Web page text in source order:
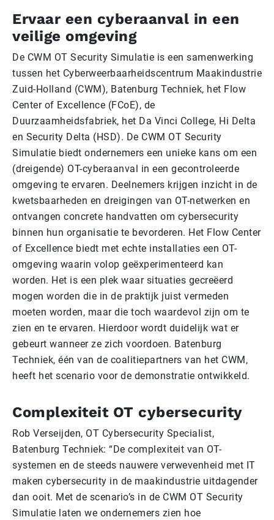
Ervaar een cyberaanval in een
veilige omgeving
De CWM OT Security Simulatie is een samenwerking
tussen het Cyberweerbaarheidscentrum Maakindustrie
Zuid-Holland (CWM), Batenburg Techniek, het Flow
Center of Excellence (FCoE), de
Duurzaamheidsfabriek, het Da Vinci College, Hi Delta
en Security Delta (HSD). De CWM OT Security
Simulatie biedt ondernemers een unieke kans om een
(dreigende) OT-cyberaanval in een gecontroleerde
omgeving te ervaren. Deelnemers krijgen inzicht in de
kwetsbaarheden en dreigingen van OT-netwerken en
ontvangen concrete handvatten om cybersecurity
binnen hun organisatie te bevorderen. Het Flow Center
of Excellence biedt met echte installaties een OT-
omgeving waarin volop geëxperimenteerd kan
worden. Het is een plek waar situaties gecreëerd
mogen worden die in de praktijk juist vermeden
moeten worden, maar die toch waardevol zijn om te
zien en te ervaren. Hierdoor wordt duidelijk wat er
gebeurt wanneer ze zich voordoen. Batenburg
Techniek, één van de coalitiepartners van het CWM,
heeft het scenario voor de demonstratie ontwikkeld.
Complexiteit OT cybersecurity
Rob Verseijden, OT Cybersecurity Specialist,
Batenburg Techniek: “De complexiteit van OT-
systemen en de steeds nauwere verwevenheid met IT
maken cybersecurity in de maakindustrie uitdagender
dan ooit. Met de scenario’s in de CWM OT Security
Simulatie laten we ondernemers zien hoe